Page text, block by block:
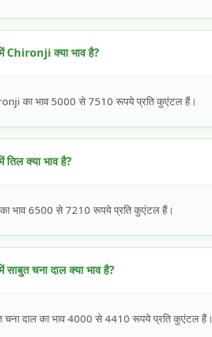
Chironji क्या भाव है?
का भाव 5000 से 7510 रूपये प्रति कुएंटल हैं।
क्या भाव है?
भाव 6500 से 7210 रूपये प्रति कुएंटल हैं।
चना दाल क्या भाव है?
चना दाल का भाव 4000 से 4410 रूपये प्रति कुएंटल हैं।